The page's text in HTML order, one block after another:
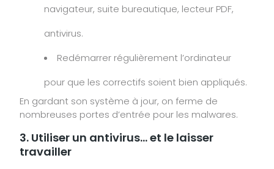
navigateur, suite bureautique, lecteur PDF,
antivirus.
Redémarrer régulièrement l’ordinateur
pour que les correctifs soient bien appliqués.
En gardant son système à jour, on ferme de
nombreuses portes d’entrée pour les malwares.
3. Utiliser un antivirus… et le laisser
travailler